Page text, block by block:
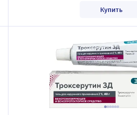
Купить